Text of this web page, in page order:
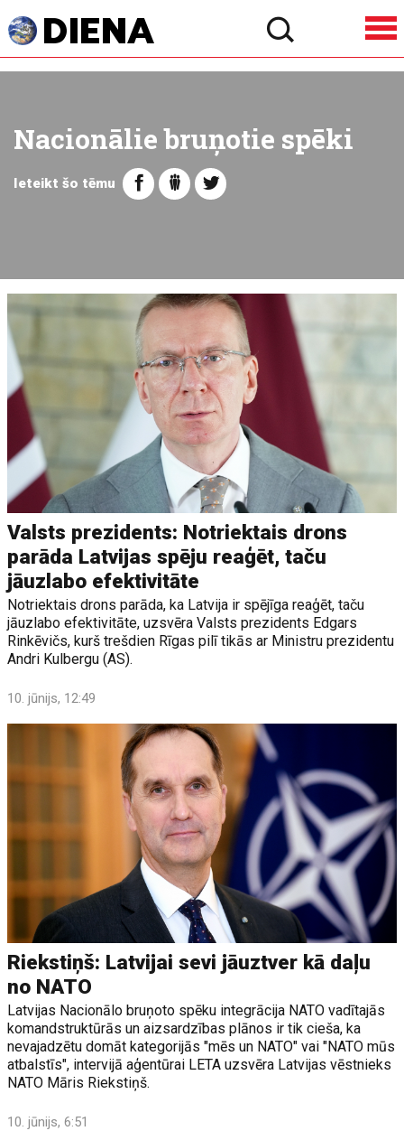
Nacionālie bruņotie spēki
Ieteikt šo tēmu
Valsts prezidents: Notriektais drons
parāda Latvijas spēju reaģēt, taču
jāuzlabo efektivitāte
Notriektais drons parāda, ka Latvija ir spējīga reaģēt, taču
jāuzlabo efektivitāte, uzsvēra Valsts prezidents Edgars
Rinkēvičs, kurš trešdien Rīgas pilī tikās ar Ministru prezidentu
Andri Kulbergu (AS).
10. jūnijs, 12:49
Riekstiņš: Latvijai sevi jāuztver kā daļu
no NATO
Latvijas Nacionālo bruņoto spēku integrācija NATO vadītajās
komandstruktūrās un aizsardzības plānos ir tik cieša, ka
nevajadzētu domāt kategorijās "mēs un NATO" vai "NATO mūs
atbalstīs", intervijā aģentūrai LETA uzsvēra Latvijas vēstnieks
NATO Māris Riekstiņš.
10. jūnijs, 6:51